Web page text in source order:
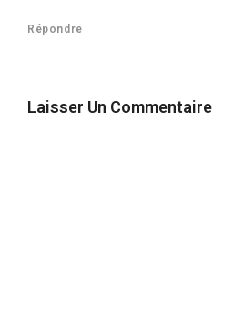
Répondre
Laisser Un Commentaire